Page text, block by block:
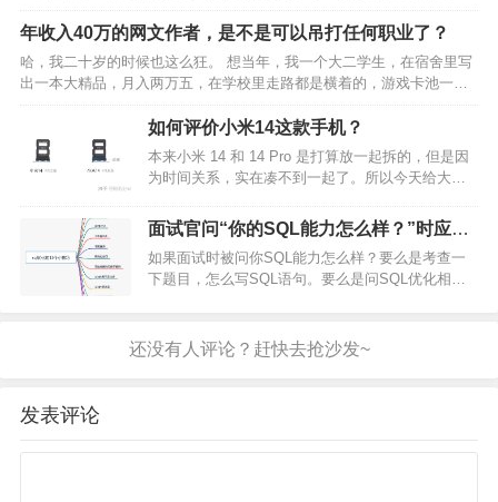
本，父母怎么想？ 如果你改成高效学习本、优质学习本、智能学习本、
高速学习本，甚至硕博连读本，你看看家长舍不舍得砸这个…
年收入40万的网文作者，是不是可以吊打任何职业了？
哈，我二十岁的时候也这么狂。 想当年，我一个大二学生，在宿舍里写
出一本大精品，月入两万五，在学校里走路都是横着的，游戏卡池一
开，看都不看，氪到出货为止。iPhone12pro一发布直接买，还买了个
iPad Pro，都是官网直接买的，Appl…
如何评价小米14这款手机？
本来小米 14 和 14 Pro 是打算放一起拆的，但是因
为时间关系，实在凑不到一起了。所以今天给大家
漏可以在评论区留言。 双卡上下放置，卡托材质为
金属 + 塑料，内侧有防尘防水的胶圈。…
面试官问“你的SQL能力怎么样？”时应该
如何回答？
如果面试时被问你SQL能力怎么样？要么是考查一
下题目，怎么写SQL语句。要么是问SQL优化相关
中，都很有可能会遇到。 如果某天你负责的某个线
上接口…
发表评论